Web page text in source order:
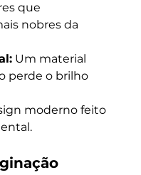
que
nobres da
Um material
perde o brilho
moderno feito